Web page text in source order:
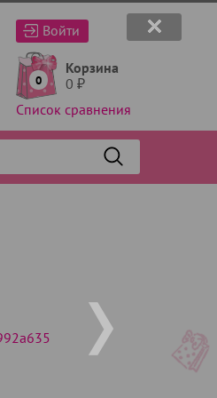
Войти
0
Корзина
0 ₽
Список сравнения